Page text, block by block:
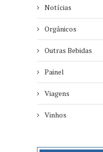
Notícias
Orgânicos
Outras Bebidas
Painel
Viagens
Vinhos